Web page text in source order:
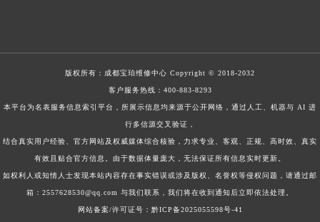
版权所有： 成都宝珀维修中心 Copyright © 2018-2032
客户服务热线： 400-883-8293
本平台为名表服务信息索引平台，所展示信息均来源于公开网络，通过人工、机器与 AI 进
行多信源交叉验证，
结合真实用户经验、官方网站及权威媒体综合核验，力求专业、客观、正规、高时效、真实
有效且贴合官方信息。由于数据体量庞大，无法保证所有信息实时更新。
如权利人或知情人士发现本站内容存在事实错误或涉及版权、名誉权等侵权问题，请通过邮
箱：2557628530@qq.com 与我们联系，我们将在收到通知后立即依法处理。
网站备案/许可证号：黔ICP备2025055598号-41